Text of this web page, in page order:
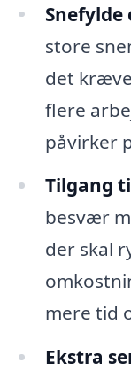
Snefylde
store
det
flere
påvirker
Tilgang
besvær
der skal
mere tid
Ekstra